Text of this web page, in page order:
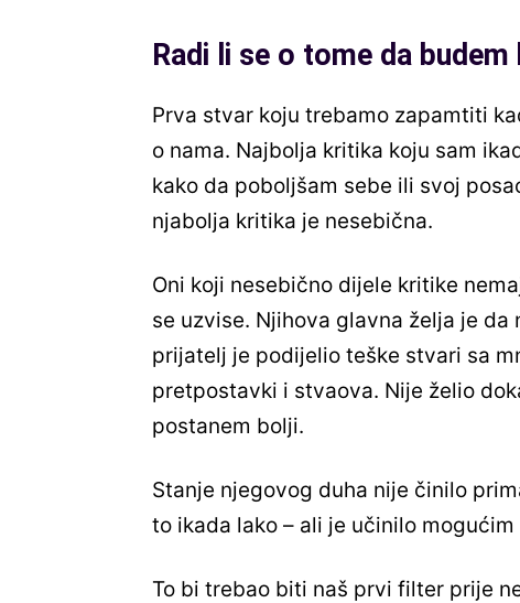
Radi li se o tome da
Prva stvar koju trebamo zapamtiti
o nama. Najbolja kritika koju sam
kako da poboljšam sebe ili svoj
njabolja kritika je nesebična.
Oni koji nesebično dijele kritike
se uzvise. Njihova glavna želja je
prijatelj je podijelio teške stvari sa
pretpostavki i stvaova. Nije želio
postanem bolji.
Stanje njegovog duha nije činilo
to ikada lako – ali je učinilo
To bi trebao biti naš prvi filter prije